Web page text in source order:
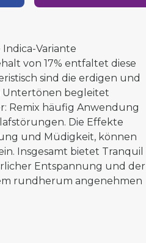
Variante
von 17% entfaltet diese
sind die erdigen und
Untertönen begleitet
Remix häufig Anwendung
Die Effekte
und Müdigkeit, können
Insgesamt bietet Tranquil
Entspannung und der
rundherum angenehmen